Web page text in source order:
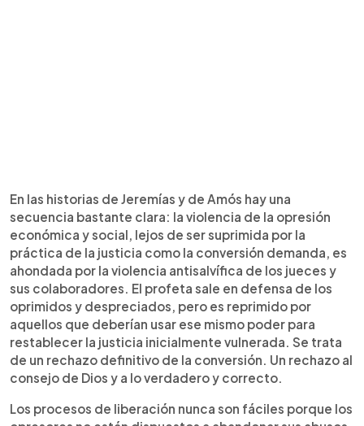
En las historias de Jeremías y de Amós hay una
secuencia bastante clara: la violencia de la opresión
económica y social, lejos de ser suprimida por la
práctica de la justicia como la conversión demanda, es
ahondada por la violencia antisalvífica de los jueces y
sus colaboradores. El profeta sale en defensa de los
oprimidos y despreciados, pero es reprimido por
aquellos que deberían usar ese mismo poder para
restablecer la justicia inicialmente vulnerada. Se trata
de un rechazo definitivo de la conversión. Un rechazo al
consejo de Dios y a lo verdadero y correcto.
Los procesos de liberación nunca son fáciles porque los